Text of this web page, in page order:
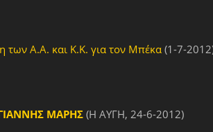
των Α.Α. και Κ.Κ. για τον Μπέκα (1-7-
ΜΑΡΗΣ (Η ΑΥΓΗ, 24-6-2012)